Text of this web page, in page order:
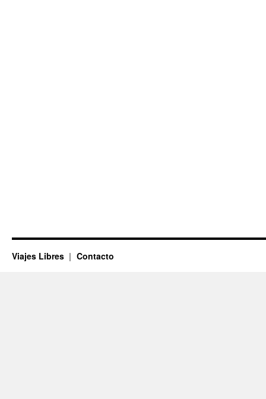
Viajes Libres Contacto